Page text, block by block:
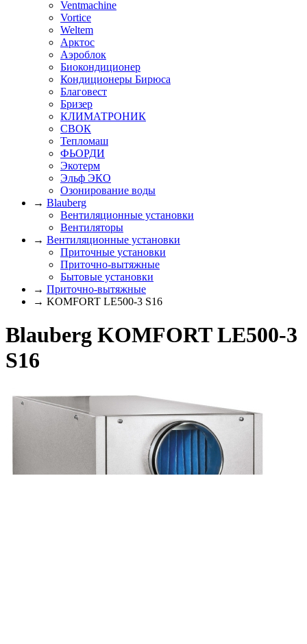
Ventmachine
Vortice
Weltem
Арктос
Аэроблок
Биокондиционер
Кондиционеры Бирюса
Благовест
Бризер
КЛИМАТРОНИК
СВОК
Тепломаш
ФЬОРДИ
Экотерм
Эльф ЭКО
Озонирование воды
→ Blauberg
Вентиляционные установки
Вентиляторы
→ Вентиляционные установки
Приточные установки
Приточно-вытяжные
Бытовые установки
→ Приточно-вытяжные
→ KOMFORT LE500-3 S16
Blauberg KOMFORT LE500-3
S16